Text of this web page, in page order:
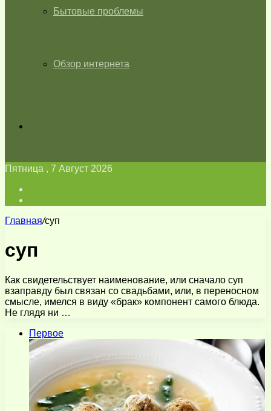
Бытовые проблемы
Обзор интернета
Пятница , 7 Август 2026
Главная/суп
суп
Как свидетельствует наименование, или сначало суп
взаправду был связан со свадьбами, или, в переносном
смысле, имелся в виду «брак» компонент самого блюда.
Не глядя ни …
Первое